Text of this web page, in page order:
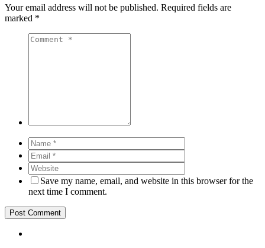
Your email address will not be published. Required fields are
marked *
Save my name, email, and website in this browser for the
next time I comment.